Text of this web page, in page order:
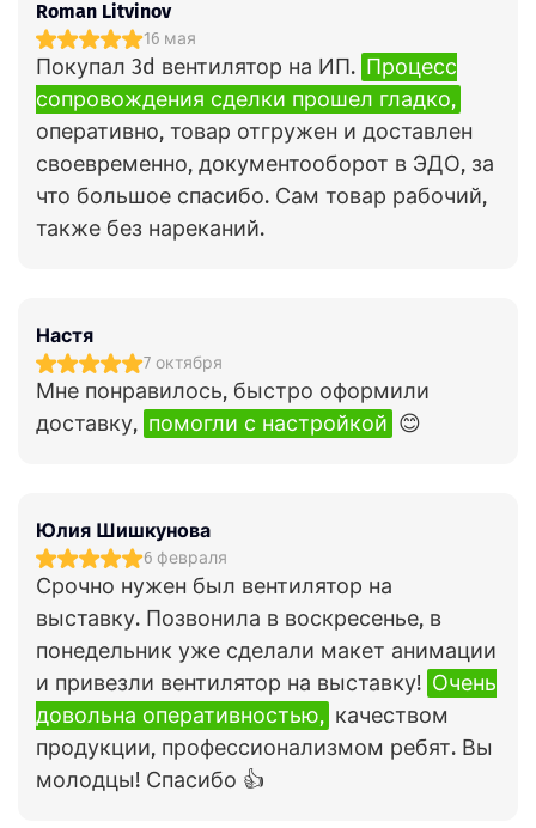
Roman Litvinov
16 мая
Покупал 3d вентилятор на ИП. Процесс
сопровождения сделки прошел гладко,
оперативно, товар отгружен и доставлен
своевременно, документооборот в ЭДО, за
что большое спасибо. Сам товар рабочий,
также без нареканий.
Настя
7 октября
Мне понравилось, быстро оформили
доставку, помогли с настройкой 😊
Юлия Шишкунова
6 февраля
Срочно нужен был вентилятор на
выставку. Позвонила в воскресенье, в
понедельник уже сделали макет анимации
и привезли вентилятор на выставку! Очень
довольна оперативностью, качеством
продукции, профессионализмом ребят. Вы
молодцы! Спасибо 👍